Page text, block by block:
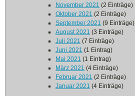
November 2021 (2 Einträge)
Oktober 2021 (2 Einträge)
September 2021 (9 Einträge)
August 2021 (3 Einträge)
Juli 2021 (7 Einträge)
Juni 2021 (1 Eintrag)
Mai 2021 (1 Eintrag)
März 2021 (4 Einträge)
Februar 2021 (2 Einträge)
Januar 2021 (4 Einträge)